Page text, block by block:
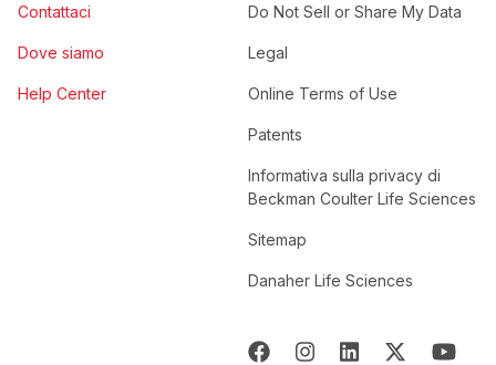
Contattaci
Dove siamo
Help Center
Do Not Sell or Share My Data
Legal
Online Terms of Use
Patents
Informativa sulla privacy di
Beckman Coulter Life Sciences
Sitemap
Danaher Life Sciences